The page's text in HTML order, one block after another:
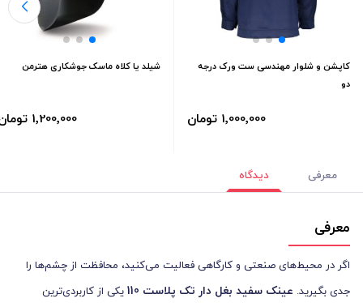
کاپشن و شلوار مهندسی ست ورک درجه
دو
1٬000٬000 تومان
شیلد یا کلاه ماسک جوشکاری هترمن
1٬200٬000 تومان
معرفی دیدگاه
معرفی
اگر در محیط‌های صنعتی و کارگاهی فعالیت می‌کنید، محافظت از چشم‌ها را
جدی بگیرید. عینک سفید بغل دار تک پلاست 110
یکی از کاربردی‌ترین